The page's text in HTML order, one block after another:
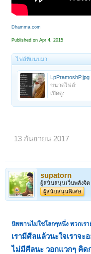
Dhamma.com
Published on Apr 4, 2015
ไฟล์ที่แนบมา:
LpPramoshP.jpg
ขนาดไฟล์:
เปิดดู:
13 กันยายน 2017
supatorn
ผู้สนับสนุนเว็บพลังจิต
ผู้สนับสนุนพิเศษ
นิพพานไม่ใช่โลกๆหนึ่ง พวกเร
เรามีศีลแล้วนะใจเราจะ
ไม่มีศีลนะ วอกแวกๆ คิด